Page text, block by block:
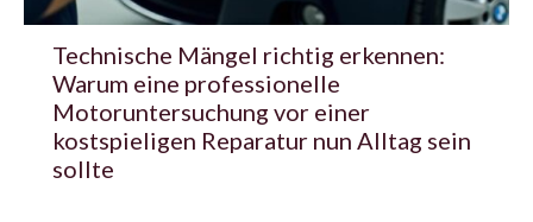
Technische Mängel richtig erkennen:
Warum eine professionelle
Motoruntersuchung vor einer
kostspieligen Reparatur nun Alltag sein
sollte